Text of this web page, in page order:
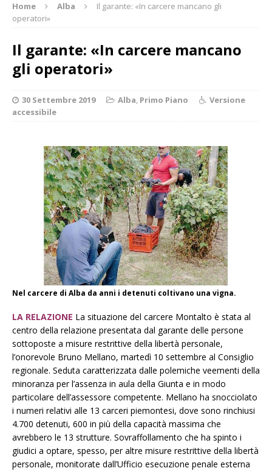
Home Alba
Il garante: «In carcere mancano gli
operatori»
Il garante: «In carcere mancano
gli operatori»
30 Settembre 2019 Alba, Primo Piano
Versione
accessibile
Nel carcere di Alba da anni i detenuti coltivano una vigna.
LA RELAZIONE La situazione del carcere Montalto è stata al
centro della relazione presentata dal garante delle persone
sottoposte a misure restrittive della libertà personale,
l’onorevole Bruno Mellano, martedì 10 settembre al Consiglio
regionale. Seduta caratterizzata dalle polemiche veementi della
minoranza per l’assenza in aula della Giunta e in modo
particolare dell’assessore competente. Mellano ha snocciolato
i numeri relativi alle 13 carceri piemontesi, dove sono rinchiusi
4.700 detenuti, 600 in più della capacità massima che
avrebbero le 13 strutture. Sovraffollamento che ha spinto i
giudici a optare, spesso, per altre misure restrittive della libertà
personale, monitorate dall’Ufficio esecuzione penale esterna